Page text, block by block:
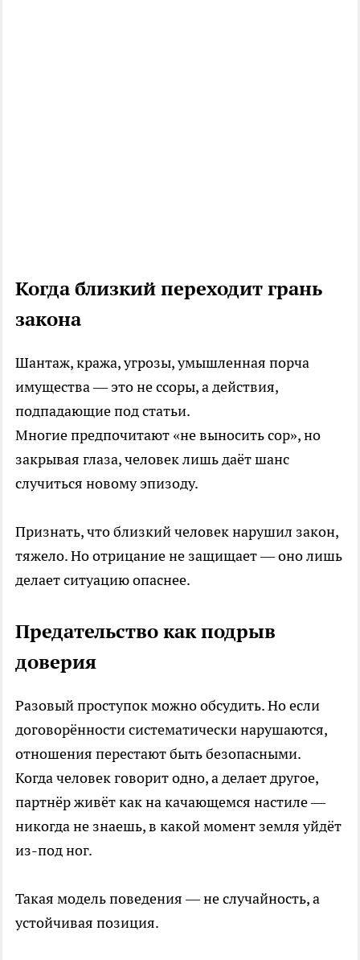
Когда близкий переходит грань
закона
Шантаж, кража, угрозы, умышленная порча
имущества — это не ссоры, а действия,
подпадающие под статьи.
Многие предпочитают «не выносить сор», но
закрывая глаза, человек лишь даёт шанс
случиться новому эпизоду.
Признать, что близкий человек нарушил закон,
тяжело. Но отрицание не защищает — оно лишь
делает ситуацию опаснее.
Предательство как подрыв
доверия
Разовый проступок можно обсудить. Но если
договорённости систематически нарушаются,
отношения перестают быть безопасными.
Когда человек говорит одно, а делает другое,
партнёр живёт как на качающемся настиле —
никогда не знаешь, в какой момент земля уйдёт
из-под ног.
Такая модель поведения — не случайность, а
устойчивая позиция.